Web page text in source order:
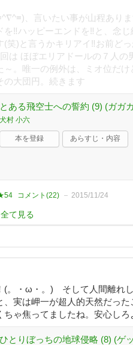
、言いたい事が山程あり
を‼ハッピーエンドを‼と、念
(笑)と言うかキリアイ‼お前ど
は ほぼエリアドールの７人
～。唯一の例外は、ミオ位だ
の大団円。続きます
とある飛空士への誓約 (9) (ガガ
犬村 小六
本を登録 あらすじ・内容
コメント(22) 2015/11/24
て見る
(。・ω・。)ゞそして人間離れ
、実は岬一が超人的天然だっ
ちゃ焦ってましたね。安心し
ひとりぼっちの地球侵略 (8) (ゲ